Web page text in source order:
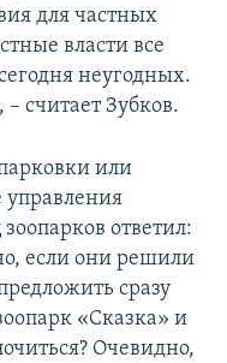
для частных
власти все
неугодных.
считает Зубков.
или
управления
ответил:
если они решили
сразу
«Сказка» и
Очевидно,